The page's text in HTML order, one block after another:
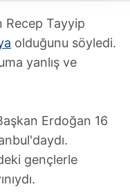
için İnternet
ait çerezler
çerezler bilgi
daha işlevsel
yönelik
amaçlarıyla
Recep Tayyip
olduğunu söyledi.
yanlış ve
Erdoğan 16
gençlerle